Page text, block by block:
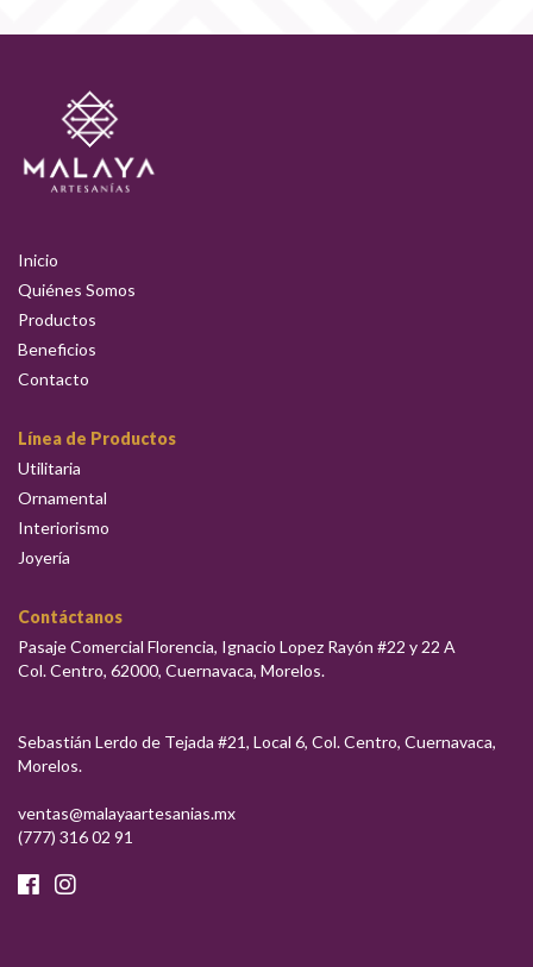
Inicio
Quiénes Somos
Productos
Beneficios
Contacto
Línea de Productos
Utilitaria
Ornamental
Interiorismo
Joyería
Contáctanos
Pasaje Comercial Florencia, Ignacio Lopez Rayón #22 y 22 A
Col. Centro, 62000, Cuernavaca, Morelos.
Sebastián Lerdo de Tejada #21, Local 6, Col. Centro, Cuernavaca,
Morelos.
ventas@malayaartesanias.mx
(777) 316 02 91